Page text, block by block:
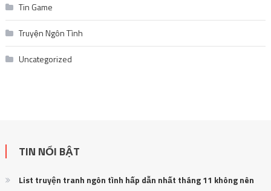
Tin Game
Truyện Ngôn Tình
Uncategorized
TIN NỔI BẬT
List truyện tranh ngôn tình hấp dẫn nhất tháng 11 không nên